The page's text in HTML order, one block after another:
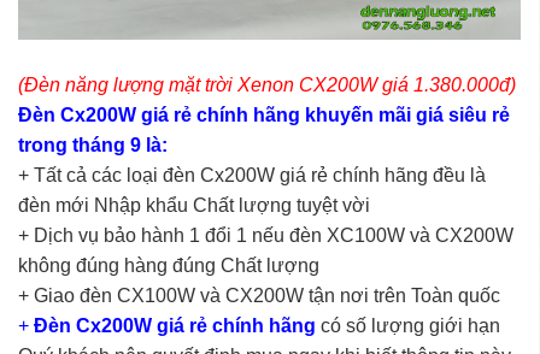
(Đèn năng lượng mặt trời Xenon CX200W giá 1.380.000đ)
Đèn Cx200W giá rẻ chính hãng khuyến mãi giá siêu rẻ
trong tháng 9 là:
+ Tất cả các loại đèn Cx200W giá rẻ chính hãng đều là
đèn mới Nhập khẩu Chất lượng tuyệt vời
+ Dịch vụ bảo hành 1 đổi 1 nếu đèn XC100W và CX200W
không đúng hàng đúng Chất lượng
+ Giao đèn CX100W và CX200W tận nơi trên Toàn quốc
+ Đèn Cx200W giá rẻ chính hãng có số lượng giới hạn